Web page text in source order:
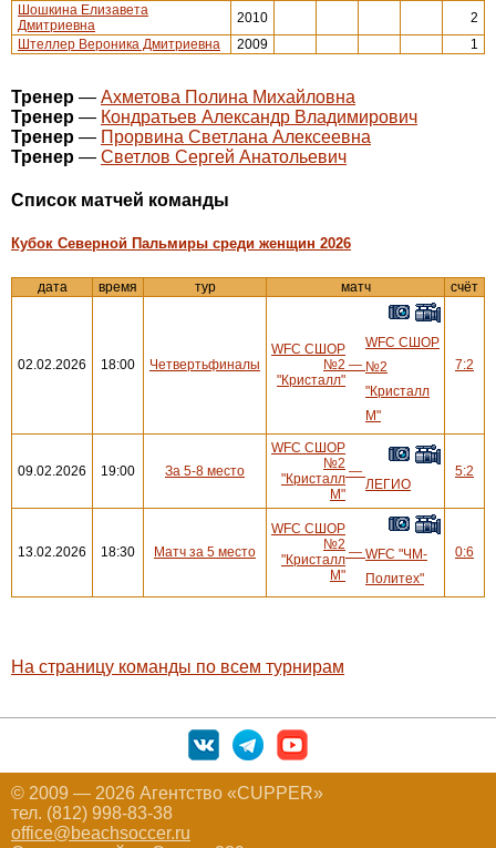
Шошкина Елизавета
Дмитриевна
2010
2
Штеллер Вероника Дмитриевна
2009 1
Тренер — Ахметова Полина Михайловна
Тренер — Кондратьев Александр Владимирович
Тренер — Прорвина Светлана Алексеевна
Тренер — Светлов Сергей Анатольевич
Cписок матчей команды
Кубок Северной Пальмиры среди женщин 2026
дата время тур матч счёт
02.02.2026 18:00 Четвертьфиналы
WFC СШОР
№2
"Кристалл"
—
WFC СШОР
№2
"Кристалл
М"
7:2
09.02.2026 19:00 За 5-8 место
WFC СШОР
№2
"Кристалл
М"
—
ЛЕГИО
5:2
13.02.2026 18:30 Матч за 5 место
WFC СШОР
№2
"Кристалл
М"
— WFC "ЧМ-
Политех"
0:6
На страницу команды по всем турнирам
© 2009 — 2026 Агентство «CUPPER»
тел. (812) 998-83-38
office@beachsoccer.ru